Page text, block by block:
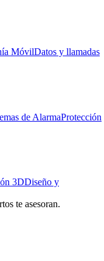
MóvilDatos y llamadas
de AlarmaProtección
3DDiseño y
te asesoran.